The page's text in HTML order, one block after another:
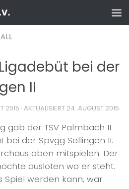
bei der
II
2015 · AKTUALISIERT 24. AUGUST 2015
gab der TSV Palmbach II
bei der Spvgg Söllingen II.
oben mitspielen. Der
ausloten wo er steht.
Spiel werden kann, war